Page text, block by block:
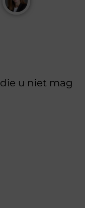
die u niet mag